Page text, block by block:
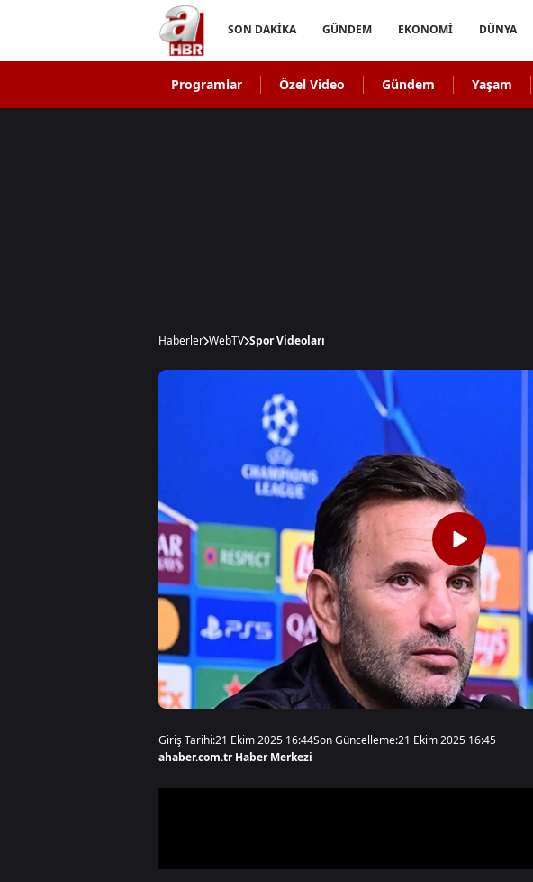
SON DAKİKA GÜNDEM EKONOMİ DÜNYA
Programlar Özel Video Gündem Yaşam
Haberler WebTV Spor Videoları
Giriş Tarihi:21 Ekim 2025 16:44Son Güncelleme:21 Ekim 2025 16:45
ahaber.com.tr Haber Merkezi